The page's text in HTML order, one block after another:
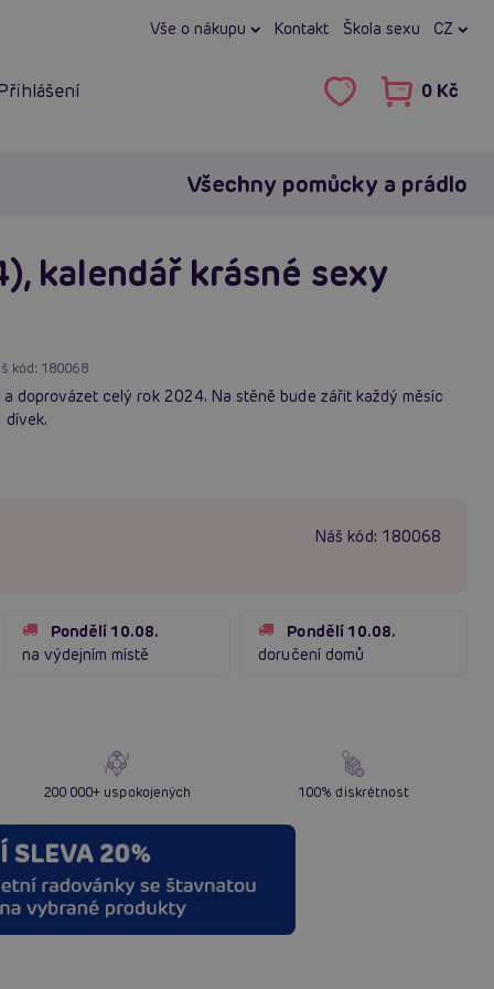
Vše o nákupu Kontakt Škola sexu CZ
0 Kč
Všechny pomůcky a prádlo
kalendář krásné sexy
kód: 180068
doprovázet celý rok 2024. Na stěně bude zářit každý měsíc
Náš kód: 180068
Pondělí 10.08.
na výdejním místě
Pondělí 10.08.
doručení domů
200 000+ uspokojených 100% diskrétnost